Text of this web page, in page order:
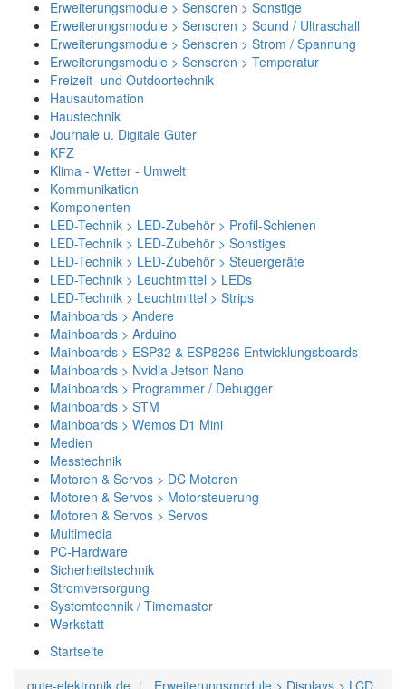
Erweiterungsmodule > Sensoren > Sonstige
Erweiterungsmodule > Sensoren > Sound / Ultraschall
Erweiterungsmodule > Sensoren > Strom / Spannung
Erweiterungsmodule > Sensoren > Temperatur
Freizeit- und Outdoortechnik
Hausautomation
Haustechnik
Journale u. Digitale Güter
KFZ
Klima - Wetter - Umwelt
Kommunikation
Komponenten
LED-Technik > LED-Zubehör > Profil-Schienen
LED-Technik > LED-Zubehör > Sonstiges
LED-Technik > LED-Zubehör > Steuergeräte
LED-Technik > Leuchtmittel > LEDs
LED-Technik > Leuchtmittel > Strips
Mainboards > Andere
Mainboards > Arduino
Mainboards > ESP32 & ESP8266 Entwicklungsboards
Mainboards > Nvidia Jetson Nano
Mainboards > Programmer / Debugger
Mainboards > STM
Mainboards > Wemos D1 Mini
Medien
Messtechnik
Motoren & Servos > DC Motoren
Motoren & Servos > Motorsteuerung
Motoren & Servos > Servos
Multimedia
PC-Hardware
Sicherheitstechnik
Stromversorgung
Systemtechnik / Timemaster
Werkstatt
Startseite
gute-elektronik.de
Erweiterungsmodule > Displays > LCD